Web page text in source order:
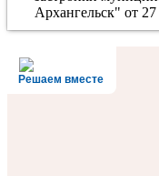
Архангельск" от 27
Решаем вместе